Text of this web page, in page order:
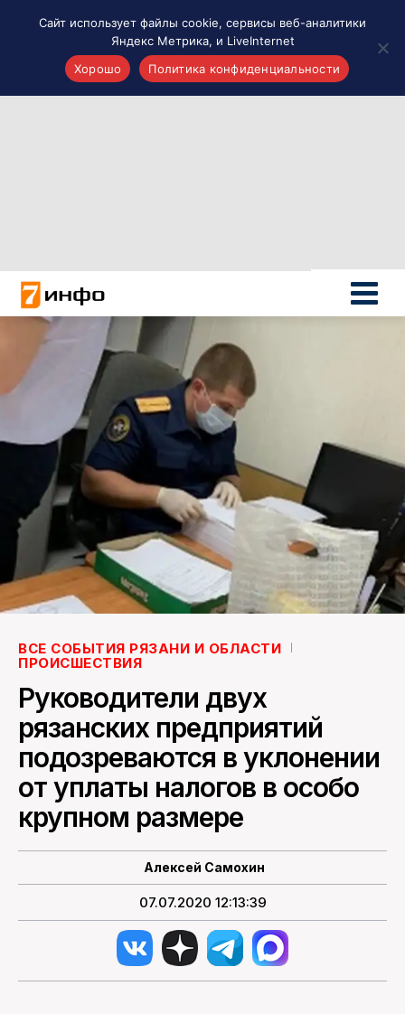
Новости России
Политика
Новости мира
Все материалы 7инфо
О НАС
ПОИСК ПО САЙТУ
ВСЕ СОБЫТИЯ РЯЗАНИ И ОБЛАСТИ
ПРОИСШЕСТВИЯ
Руководители двух
рязанских предприятий
подозреваются в уклонении
от уплаты налогов в особо
крупном размере
Алексей Самохин
07.07.2020 12:13:39
Сайт использует файлы cookie, сервисы веб-аналитики
Яндекс Метрика, и LiveInternet
Хорошо
Политика конфиденциальности